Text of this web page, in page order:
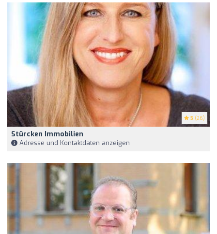
5 (26)
Stürcken Immobilien
Adresse und Kontaktdaten anzeigen